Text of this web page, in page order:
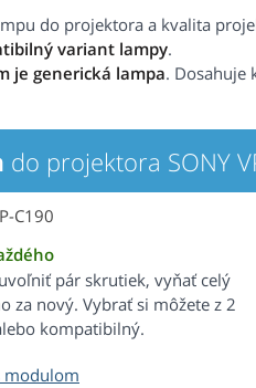
do projektora a kvalita
variant lampy.
je generická lampa. Dosahuje
do projektora SONY
C190
pár skrutiek, vyňať celý
za nový. Vybrať si môžete z 2
kompatibilný.
modulom